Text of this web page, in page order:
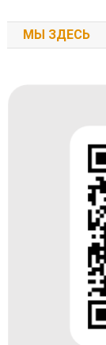
МЫ ЗДЕСЬ